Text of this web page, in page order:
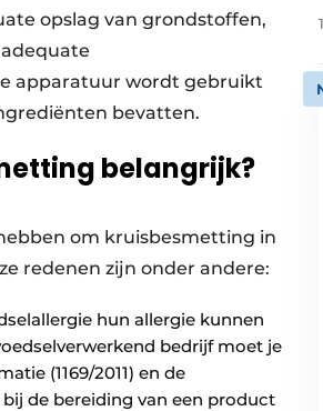
opslag van grondstoffen,
apparatuur wordt gebruikt
bevatten.
belangrijk?
om kruisbesmetting in
redenen zijn onder andere:
hun allergie kunnen
bedrijf moet je
(1169/2011) en de
de bereiding van een product